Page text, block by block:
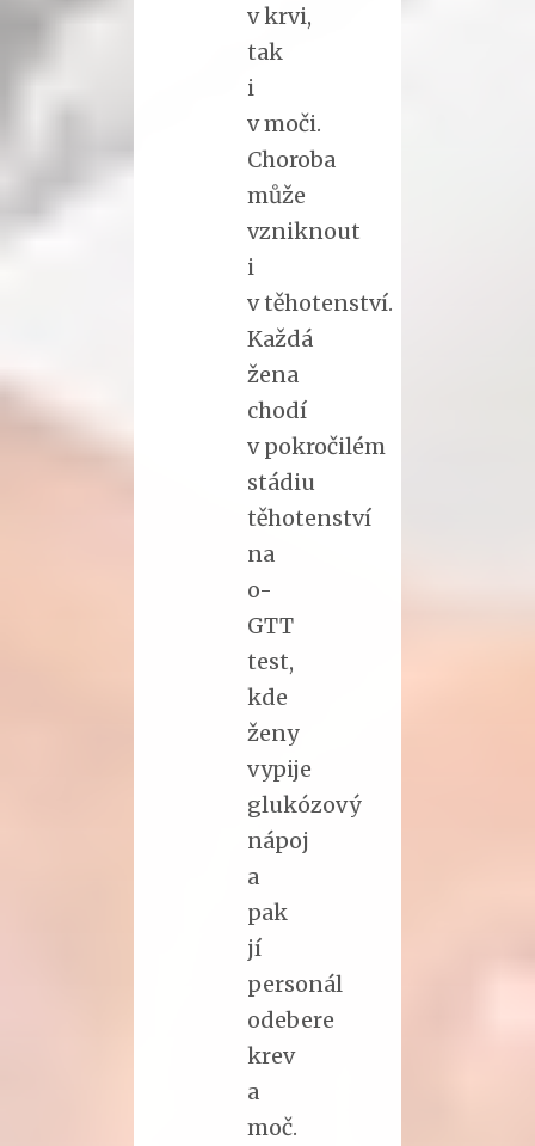
v krvi,
tak
i
v moči.
Choroba
může
vzniknout
i
v těhotenství.
Každá
žena
chodí
v pokročilém
stádiu
těhotenství
na
o-
GTT
test,
kde
ženy
vypije
glukózový
nápoj
a
pak
jí
personál
odebere
krev
a
moč.